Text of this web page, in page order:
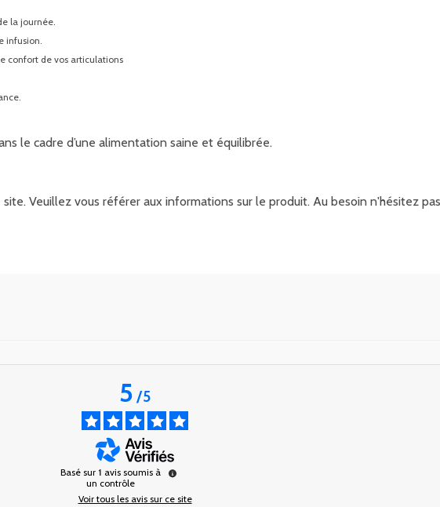
la journée.
infusion.
confort de vos articulations
le cadre d’une alimentation saine et équilibrée.
Veuillez vous référer aux informations sur le produit. Au besoin n'hésitez
5/5
Basé sur 1 avis soumis à
un contrôle
Voir tous les avis sur ce site